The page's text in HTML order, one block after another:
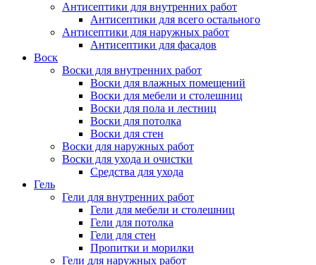
Антисептики для внутренних работ
Антисептики для всего остального
Антисептики для наружных работ
Антисептики для фасадов
Воск
Воски для внутренних работ
Воски для влажных помещений
Воски для мебели и столешниц
Воски для пола и лестниц
Воски для потолка
Воски для стен
Воски для наружных работ
Воски для ухода и очистки
Средства для ухода
Гель
Гели для внутренних работ
Гели для мебели и столешниц
Гели для потолка
Гели для стен
Пропитки и морилки
Гели для наружных работ